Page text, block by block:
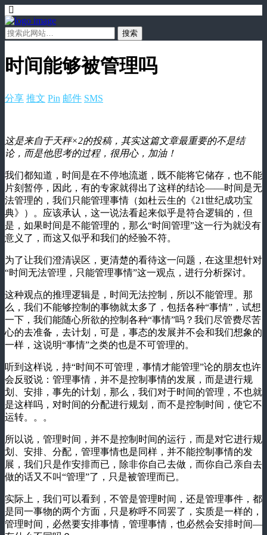
时间能够被管理吗
分享 推文 Pin 邮件 SMS
这是来自于天秤×2的投稿，其实这篇文章最重要的不是结
论，而是他思考的过程，很用心，加油！
我们都知道，时间是在不停地流逝，既不能将它储存，也不能
片刻暂停，因此，有的专家就得出了这样的结论——时间是无
法管理的，我们只能管理事情（如杜云生的《21世纪成功宝
典》）。应该承认，这一说法看起来似乎是符合逻辑的，但
是，如果时间是不能管理的，那么“时间管理”这一行为就没有
意义了，而这又似乎和我们的经验不符。
为了让我们澄清误区，更清楚的看待这一问题，在这里想针对
“时间无法管理，只能管理事情”这一观点，进行分析探讨。
这种观点的推理逻辑是，时间无法控制，所以不能管理。那
么，我们不能够控制的事物就太多了，包括各种“事情”，试想
一下，我们能随心所欲的控制各种“事情”吗？我们尽管费尽苦
心的去准备，去计划，可是，事态的发展并不会和我们想象的
一样，这说明“事情”之类的也是不可管理的。
听到这样说，持“时间不可管理，事情才能管理”论的朋友也许
会反驳说：管理事情，并不是控制事情的发展，而是进行规
划、安排，事先的计划，那么，我们对于时间的管理，不也就
是这样吗，对时间的分配进行规划，而不是控制时间，使它不
运转。。。
所以说，管理时间，并不是控制时间的运行，而是对它进行规
划、安排、分配，管理事情也是同样，并不能控制事情的发
展，我们只是作安排而已，除非你自己去做，而你自己亲自去
做的话又不叫“管理”了，只是被管理而已。
实际上，我们可以看到，不管是管理时间，还是管理事件，都
是同一事物的两个方面，只是称呼不同罢了，实质是一样的，
管理时间，必然要安排事情，管理事情，也必然会安排时间—